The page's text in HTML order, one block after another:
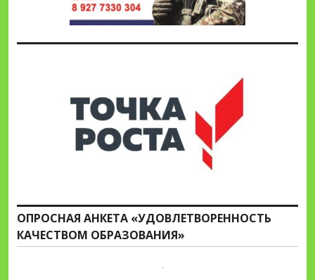
ОПРОСНАЯ АНКЕТА «УДОВЛЕТВОРЕННОСТЬ
КАЧЕСТВОМ ОБРАЗОВАНИЯ»